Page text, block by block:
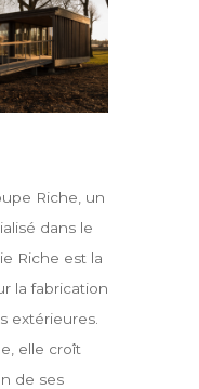
Riche, un
dans le
Riche est la
la fabrication
extérieures.
elle croît
de ses